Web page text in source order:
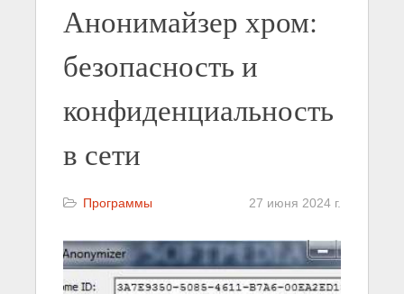
Анонимайзер хром:
безопасность и
конфиденциальность
в сети
Программы 27 июня 2024 г.